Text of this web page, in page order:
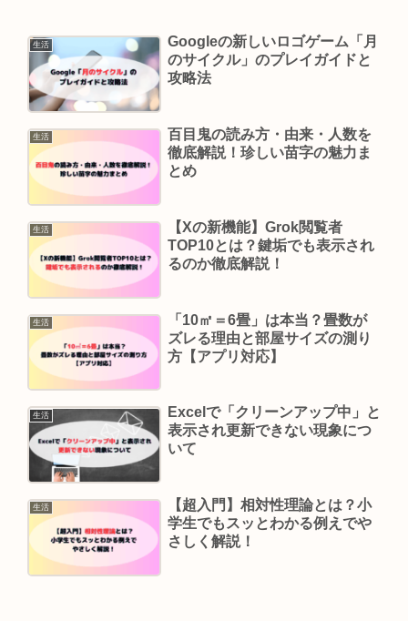
生活
Googleの新しいロゴゲーム「月
のサイクル」のプレイガイドと
攻略法
生活
百目鬼の読み方・由来・人数を
徹底解説！珍しい苗字の魅力ま
とめ
生活
【Xの新機能】Grok閲覧者
TOP10とは？鍵垢でも表示され
るのか徹底解説！
生活
「10㎡＝6畳」は本当？畳数が
ズレる理由と部屋サイズの測り
方【アプリ対応】
生活
Excelで「クリーンアップ中」と
表示され更新できない現象につ
いて
生活
【超入門】相対性理論とは？小
学生でもスッとわかる例えでや
さしく解説！